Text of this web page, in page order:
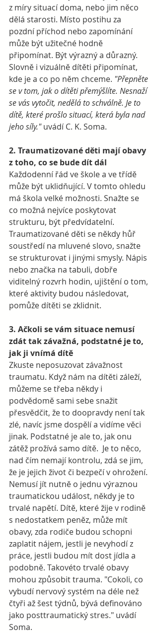
z míry situací doma, nebo jim něco
dělá starosti. Místo postihu za
pozdní příchod nebo zapomínání
může být užitečné hodně
připomínat. Být výrazný a důrazný.
Slovně i vizuálně dítěti připomínat,
kde je a co po něm chceme. "Přepněte
se v tom, jak o dítěti přemýšlíte. Nesnaží
se vás vytočit, nedělá to schválně. Je to
dítě, které prošlo situací, která byla nad
jeho síly." uvádí C. K. Soma.
2. Traumatizované děti mají obavy
z toho, co se bude dít dál
Každodenní řád ve škole a ve třídě
může být uklidňující. V tomto ohledu
má škola velké možnosti. Snažte se
co možná nejvíce poskytovat
strukturu, být předvídatelní.
Traumatizované děti se někdy hůř
soustředí na mluvené slovo, snažte
se strukturovat i jinými smysly. Nápis
nebo značka na tabuli, dobře
viditelný rozvrh hodin, ujištění o tom,
které aktivity budou následovat,
pomůže dítěti se zklidnit.
3. Ačkoli se vám situace nemusí
zdát tak závažná, podstatné je to,
jak ji vnímá dítě
Zkuste neposuzovat závažnost
traumatu. Když nám na dítěti záleží,
můžeme se třeba někdy i
podvědomě sami sebe snažit
přesvědčit, že to doopravdy není tak
zlé, navíc jsme dospělí a vidíme věci
jinak. Podstatné je ale to, jak onu
zátěž prožívá samo dítě.  Je to něco,
nad čím nemají kontrolu, zdá se jim,
že je jejich život či bezpečí v ohrožení.
Nemusí jít nutně o jednu výraznou
traumatickou událost, někdy je to
trvalé napětí. Dítě, které žije v rodině
s nedostatkem peněz, může mít
obavy, zda rodiče budou schopni
zaplatit nájem, jestli je nevyhodí z
práce, jestli budou mít dost jídla a
podobně. Takovéto trvalé obavy
mohou způsobit trauma. "Cokoli, co
vybudí nervový systém na déle než
čtyři až šest týdnů, bývá definováno
jako posttraumatický stres." uvádí
Soma.